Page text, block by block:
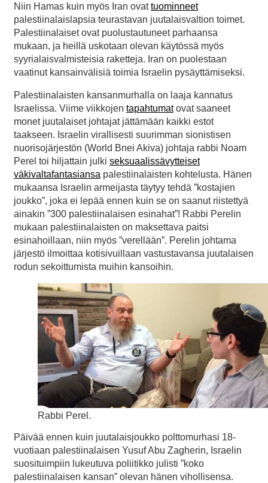
Niin Hamas kuin myös Iran ovattuominneet
palestiinalaislapsia teurastavan juutalaisvaltion toimet.
Palestiinalaiset ovat puolustautuneet parhaansa
mukaan, ja heillä uskotaan olevan käytössä myös
syyrialaisvalmisteisia raketteja. Iran on puolestaan
vaatinut kansainvälisiä toimia Israelin pysäyttämiseksi.
Palestiinalaisten kansanmurhalla on laaja kannatus
Israelissa. Viime viikkojen tapahtumatovat saaneet
monet juutalaiset johtajat jättämään kaikki estot
taakseen. Israelin virallisesti suurimman sionistisen
nuorisojärjestön (World Bnei Akiva) johtaja rabbi Noam
Perel toi hiljattain julki seksuaalissävytteiset
väkivaltafantasiansa palestiinalaisten kohtelusta. Hänen
mukaansa Israelin armeijasta täytyy tehdä ”kostajien
joukko”, joka ei lepää ennen kuin se on saanut riistettyä
ainakin ”300 palestiinalaisen esinahat”! Rabbi Perelin
mukaan palestiinalaisten on maksettava paitsi
esinahoillaan, niin myös ”verellään”. Perelin johtama
järjestö ilmoittaa kotisivuillaan vastustavansa juutalaisen
rodun sekoittumista muihin kansoihin.
Rabbi Perel.
Päivää ennen kuin juutalaisjoukko polttomurhasi 18-
vuotiaan palestiinalaisen Yusuf Abu Zagherin, Israelin
suosituimpiin lukeutuva poliitikko julisti ”koko
palestiinalaisen kansan” olevan hänen vihollisensa.